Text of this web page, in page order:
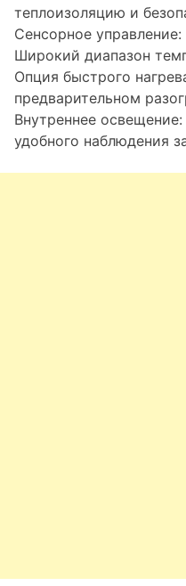
теплоизоляцию и
Сенсорное
Широкий диапазон
Опция быстрого
предварительном
Внутреннее
удобного наблюдения